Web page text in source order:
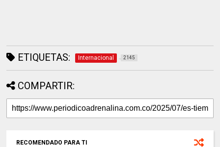
ETIQUETAS: Internacional 2145
COMPARTIR:
RECOMENDADO PARA TI